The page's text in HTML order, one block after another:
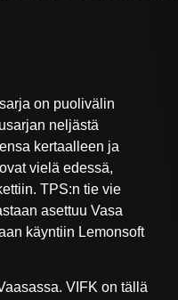
on puolivälin
neljästä
kertaalleen ja
vielä edessä,
TPS:n tie vie
asettuu Vasa
käyntiin Lemonsoft
VIFK on tällä